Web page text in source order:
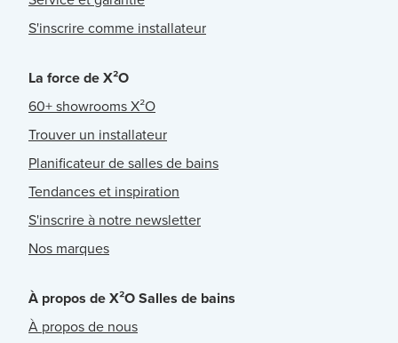
S'inscrire comme installateur
La force de X²O
60+ showrooms X²O
Trouver un installateur
Planificateur de salles de bains
Tendances et inspiration
S'inscrire à notre newsletter
Nos marques
À propos de X²O Salles de bains
À propos de nous